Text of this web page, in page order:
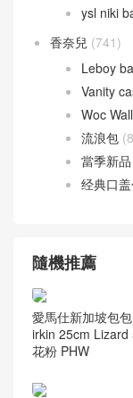
尼羅鱷魚
灣鱷 倒
美洲鱷魚
鴕鳥皮
愛馬仕 腰帶
聖羅蘭(272)
ysl niki
香奈兒(741)
Woc
當季新品
经典口